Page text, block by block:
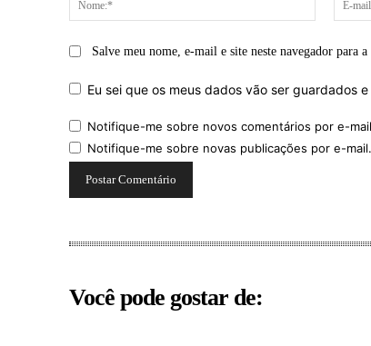
Salve meu nome, e-mail e site neste navegador para
Eu sei que os meus dados vão ser guardados
Notifique-me sobre novos comentários por e-
Notifique-me sobre novas publicações por e-mail.
Você pode gostar de: